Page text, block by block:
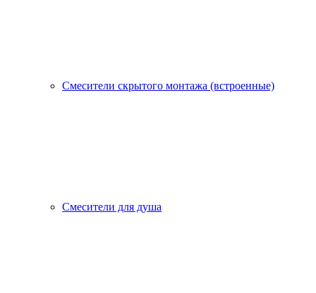
Смесители скрытого монтажа (встроенные)
Смесители для душа